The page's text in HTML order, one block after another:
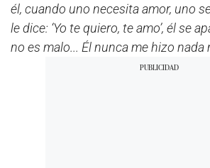
él, cuando uno necesita amor, uno
le dice: ‘Yo te quiero, te amo’, él se
no es malo... Él nunca me hizo nada